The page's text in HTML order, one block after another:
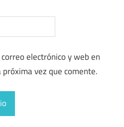
electrónico y web en
vez que comente.